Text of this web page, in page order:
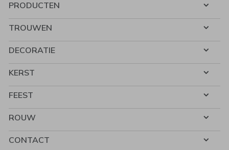
PRODUCTEN
TROUWEN
DECORATIE
KERST
FEEST
ROUW
CONTACT